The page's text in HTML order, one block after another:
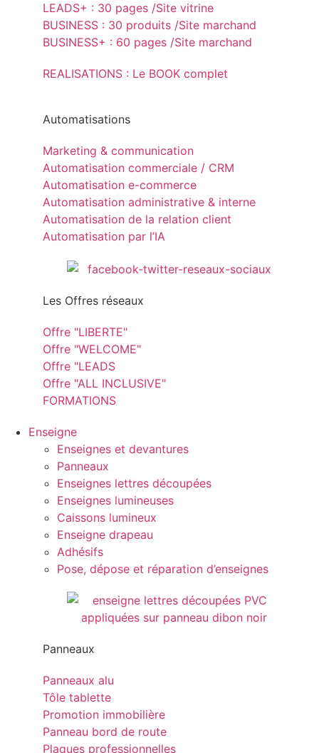
LEADS+ : 30 pages /Site vitrine
BUSINESS : 30 produits /Site marchand
BUSINESS+ : 60 pages /Site marchand
REALISATIONS : Le BOOK complet
Automatisations
Marketing & communication
Automatisation commerciale / CRM
Automatisation e-commerce
Automatisation administrative & interne
Automatisation de la relation client
Automatisation par l’IA
Les Offres réseaux
Offre "LIBERTE"
Offre "WELCOME"
Offre "LEADS
Offre "ALL INCLUSIVE"
FORMATIONS
Enseigne
Enseignes et devantures
Panneaux
Enseignes lettres découpées
Enseignes lumineuses
Caissons lumineux
Enseigne drapeau
Adhésifs
Pose, dépose et réparation d’enseignes
Panneaux
Panneaux alu
Tôle tablette
Promotion immobilière
Panneau bord de route
Plaques professionnelles